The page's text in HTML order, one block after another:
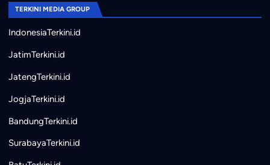
TERKINI MEDIA GROUP
IndonesiaTerkini.id
JatimTerkini.id
JatengTerkini.id
JogjaTerkini.id
BandungTerkini.id
SurabayaTerkini.id